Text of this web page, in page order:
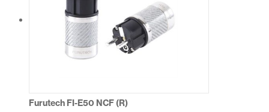
Furutech FI-E50 NCF (R)